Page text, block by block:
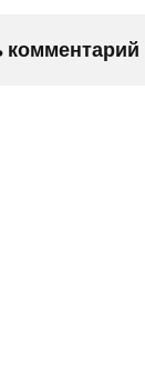
комментарий